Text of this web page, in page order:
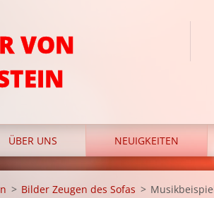
VON
ÜBER UNS NEUIGKEITEN
> Bilder Zeugen des Sofas >